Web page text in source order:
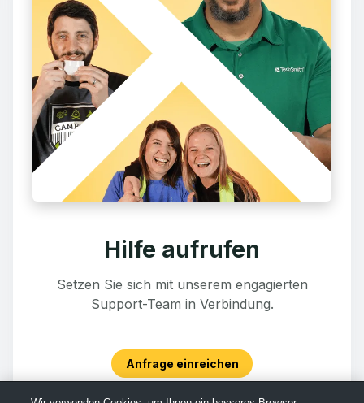
Hilfe aufrufen
Setzen Sie sich mit unserem engagierten
Support-Team in Verbindung.
Anfrage einreichen